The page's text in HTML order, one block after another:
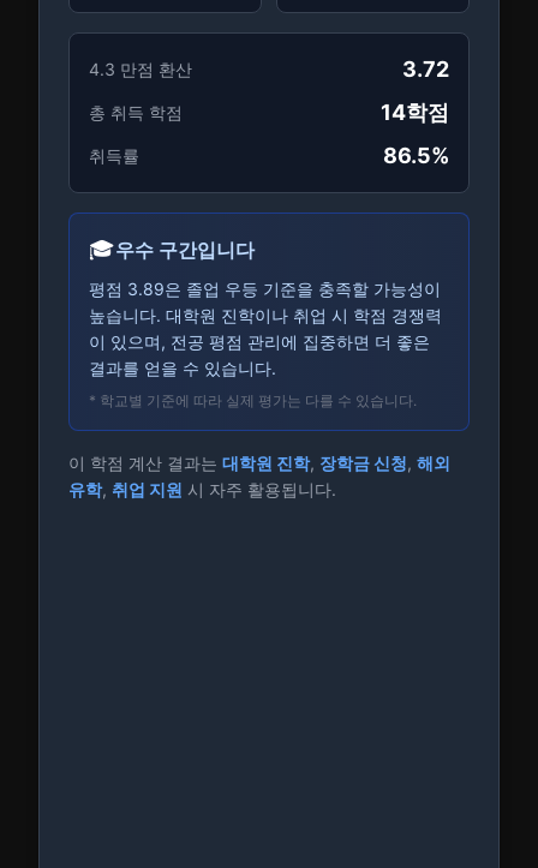
4.3 만점 환산 3.72
총 취득 학점 14학점
취득률 86.5%
🎓우수 구간입니다
평점 3.89은 졸업 우등 기준을 충족할 가능성이
높습니다. 대학원 진학이나 취업 시 학점 경쟁력
이 있으며, 전공 평점 관리에 집중하면 더 좋은
결과를 얻을 수 있습니다.
* 학교별 기준에 따라 실제 평가는 다를 수 있습니다.
이 학점 계산 결과는 대학원 진학, 장학금 신청, 해외
유학, 취업 지원 시 자주 활용됩니다.